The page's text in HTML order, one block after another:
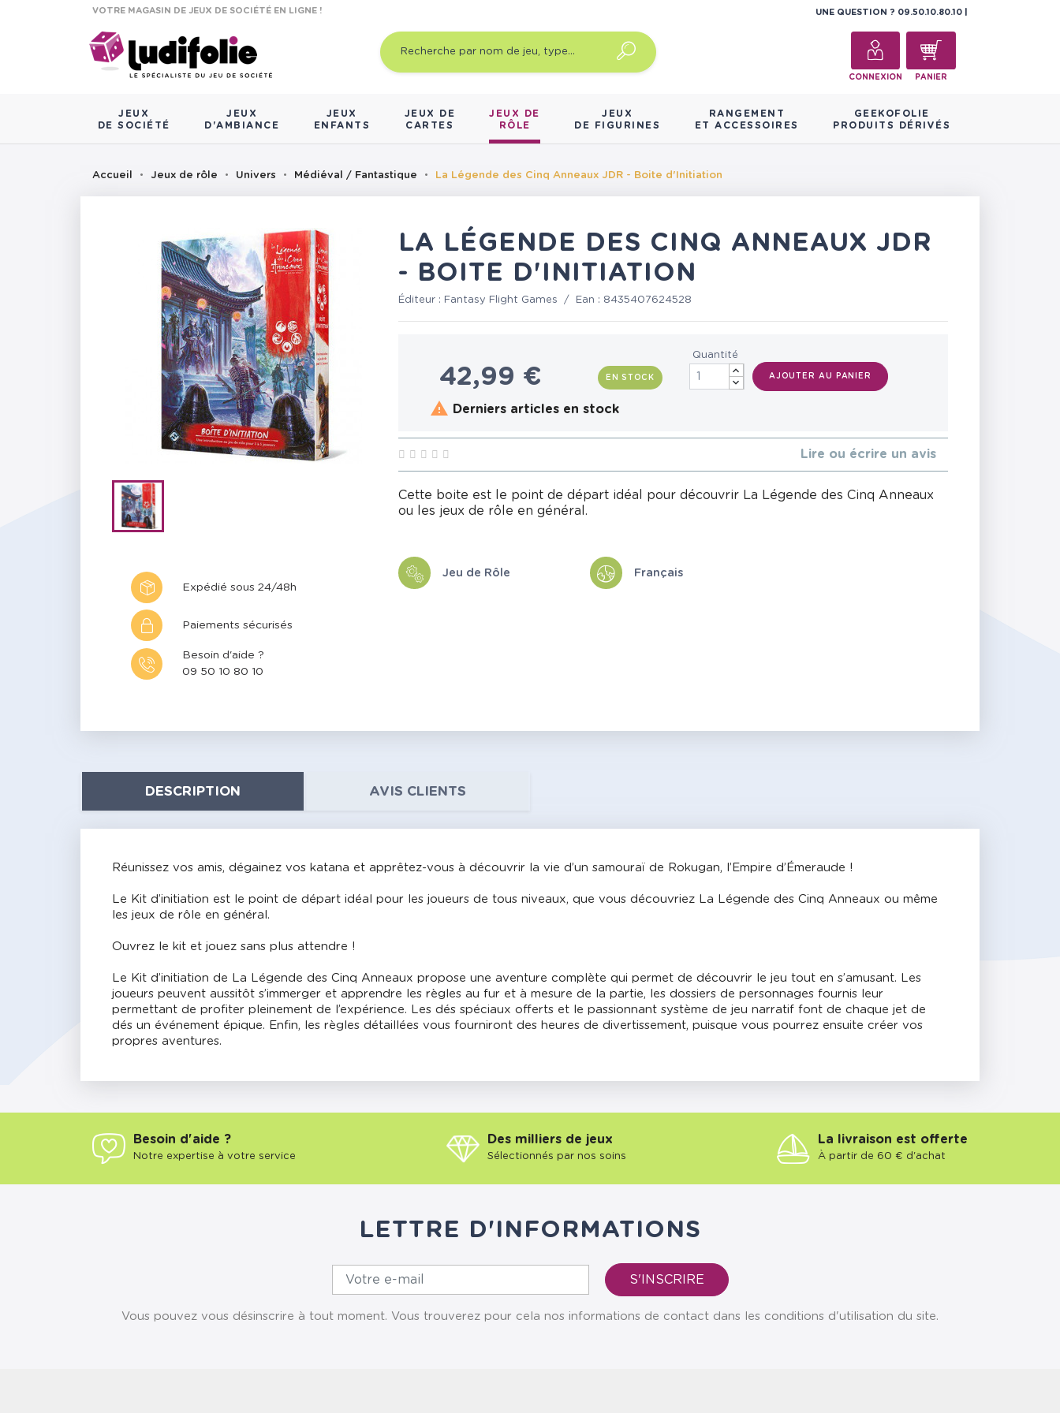
VOTRE MAGASIN DE JEUX DE SOCIÉTÉ EN LIGNE ! UNE QUESTION ? 09.50.10.80.10
CONNEXION PANIER
JEUX
DE SOCIÉTÉ
JEUX
D'AMBIANCE
JEUX
ENFANTS
JEUX DE
CARTES
JEUX DE
RÔLE
JEUX
DE FIGURINES
RANGEMENT
ET ACCESSOIRES
GEEKOFOLIE
PRODUITS DÉRIVÉS
Accueil Jeux de rôle Univers Médiéval / Fantastique La Légende des Cinq Anneaux JDR - Boite d'Initiation
Expédié sous 24/48h
Paiements sécurisés
Besoin d'aide ?
09 50 10 80 10
LA LÉGENDE DES CINQ ANNEAUX JDR
- BOITE D'INITIATION
Éditeur : Fantasy Flight Games / Ean : 8435407624528
42,99 € EN STOCK
Quantité
AJOUTER AU PANIER
 Derniers articles en stock
Lire ou écrire un avis
Cette boite est le point de départ idéal pour découvrir La Légende des Cinq Anneaux
ou les jeux de rôle en général.
Jeu de Rôle Français
DESCRIPTION AVIS CLIENTS
Réunissez vos amis, dégainez vos katana et apprêtez-vous à découvrir la vie d’un samouraï de Rokugan, l’Empire d’Émeraude !
Le Kit d’initiation est le point de départ idéal pour les joueurs de tous niveaux, que vous découvriez La Légende des Cinq Anneaux ou même
les jeux de rôle en général.
Ouvrez le kit et jouez sans plus attendre !
Le Kit d’initiation de La Légende des Cinq Anneaux propose une aventure complète qui permet de découvrir le jeu tout en s’amusant. Les
joueurs peuvent aussitôt s’immerger et apprendre les règles au fur et à mesure de la partie, les dossiers de personnages fournis leur
permettant de profiter pleinement de l’expérience. Les dés spéciaux offerts et le passionnant système de jeu narratif font de chaque jet de
dés un événement épique. Enfin, les règles détaillées vous fourniront des heures de divertissement, puisque vous pourrez ensuite créer vos
propres aventures.
Besoin d'aide ?
Notre expertise à votre service
Des milliers de jeux
Sélectionnés par nos soins
La livraison est offerte
À partir de 60 € d'achat
LETTRE D'INFORMATIONS
Vous pouvez vous désinscrire à tout moment. Vous trouverez pour cela nos informations de contact dans les conditions d'utilisation du site.